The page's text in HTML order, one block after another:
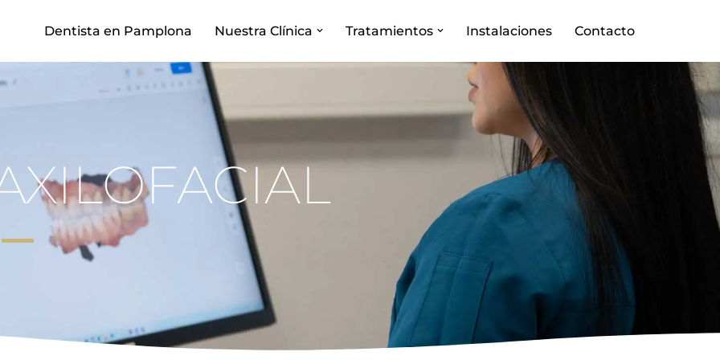
Dentista en Pamplona Nuestra Clínica Tratamientos Instalaciones Contacto